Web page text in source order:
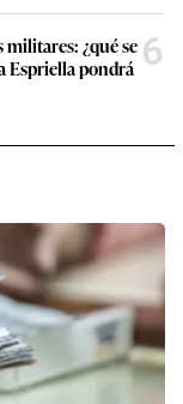
militares: ¿qué se
Espriella pondrá 6